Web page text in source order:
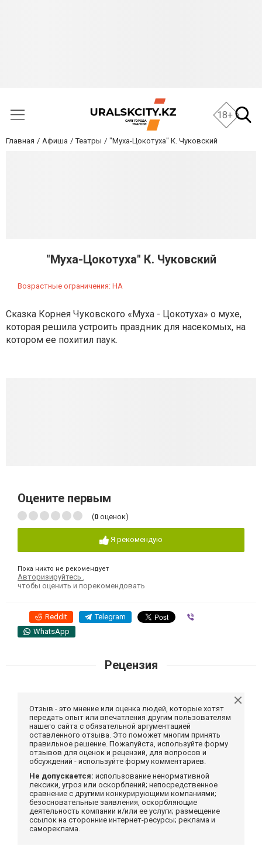
18+
Главная Афиша Театры "Муха-Цокотуха" К. Чуковский
"Муха-Цокотуха" К. Чуковский
Возрастные ограничения: НА
Сказка Корнея Чуковского «Муха - Цокотуха» о мухе,
которая решила устроить праздник для насекомых, на
котором ее похитил паук.
Оцените первым
(0 оценок)
Я рекомендую
Пока никто не рекомендует
Авторизируйтесь
чтобы оценить и порекомендовать
Reddit Telegram
WhatsApp
Рецензия
Отзыв - это мнение или оценка людей, которые хотят
передать опыт или впечатления другим пользователям
нашего сайта с обязательной аргументацией
оставленного отзыва. Это поможет многим принять
правильное решение. Пожалуйста, используйте форму
отзывов для оценок и рецензий, для вопросов и
обсуждений - используйте форму комментариев.
Не допускается: использование ненормативной
лексики, угроз или оскорблений; непосредственное
сравнение с другими конкурирующими компаниями;
безосновательные заявления, оскорбляющие
деятельность компании и/или ее услуги; размещение
ссылок на сторонние интернет-ресурсы; реклама и
самореклама.